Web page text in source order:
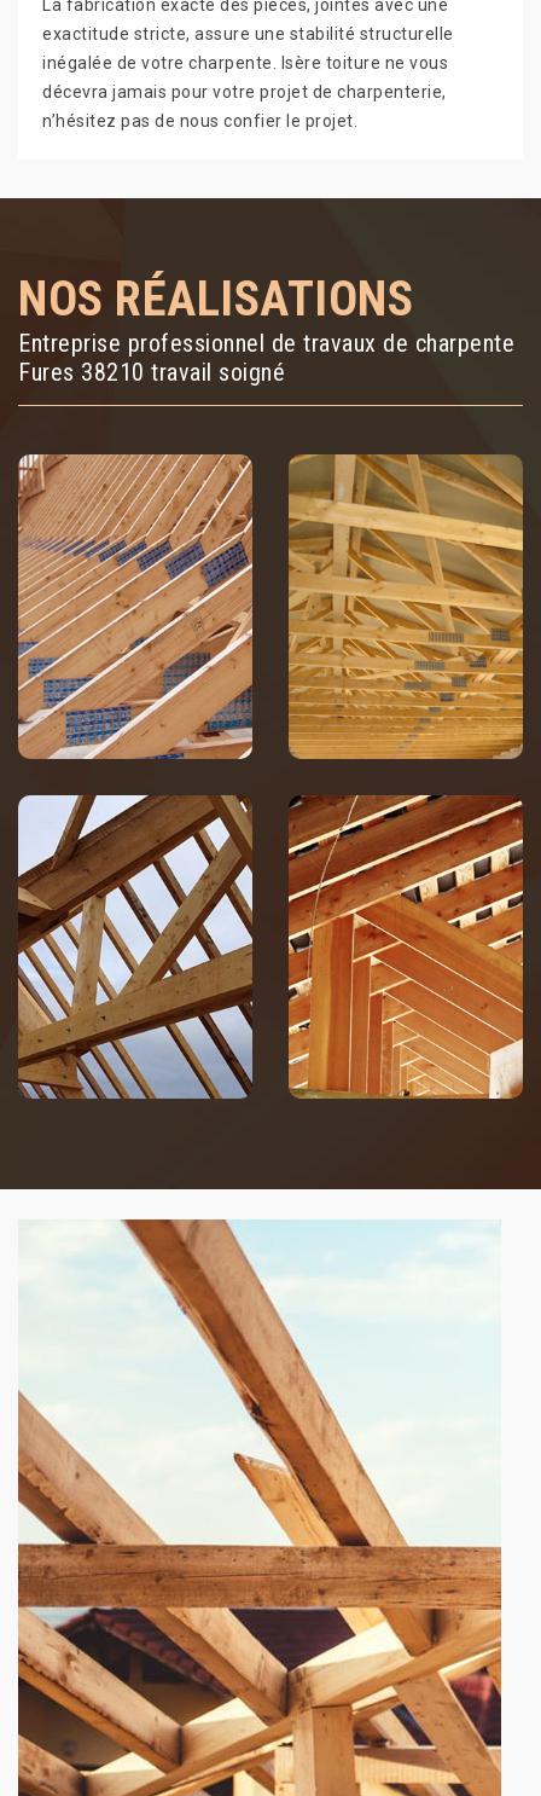
La fabrication exacte des pièces, jointes avec une
exactitude stricte, assure une stabilité structurelle
inégalée de votre charpente. Isère toiture ne vous
décevra jamais pour votre projet de charpenterie,
n’hésitez pas de nous confier le projet.
NOS RÉALISATIONS
Entreprise professionnel de travaux de charpente
Fures 38210 travail soigné